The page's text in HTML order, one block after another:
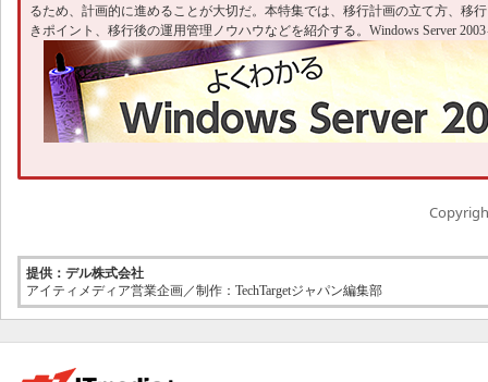
るため、計画的に進めることが大切だ。本特集では、移行計画の立て方、移
きポイント、移行後の運用管理ノウハウなどを紹介する。Windows Server
提供：デル株式会社
アイティメディア営業企画／制作：TechTargetジャパン編集部